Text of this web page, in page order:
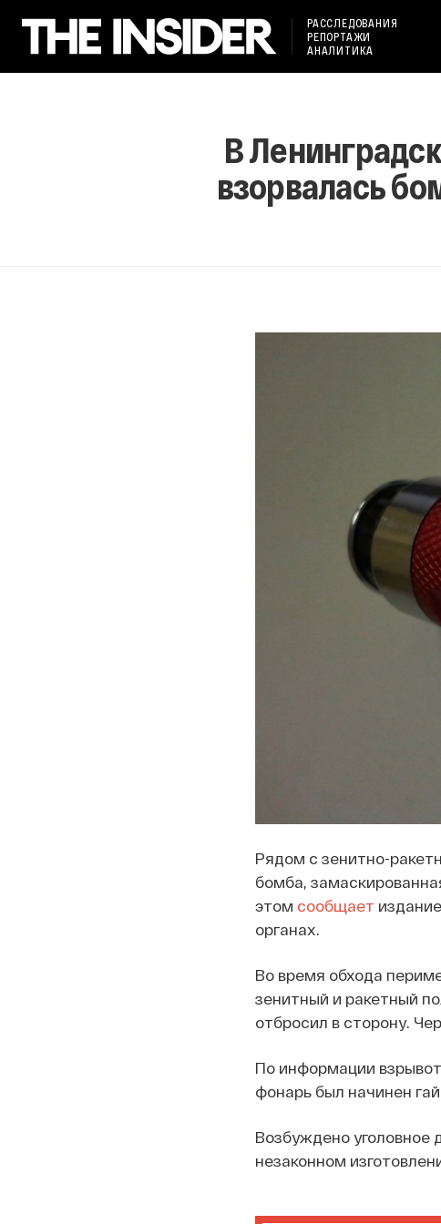
РАССЛЕДОВАНИЯ
РЕПОРТАЖИ
АНАЛИТИКА
В
взорвалась
Рядом с зенитно-
бомба,
этом сообщает
органах.
Во время обхода
зенитный и ракетный
отбросил в сторону.
По информации
фонарь был начинен
Возбуждено уголовное
незаконном